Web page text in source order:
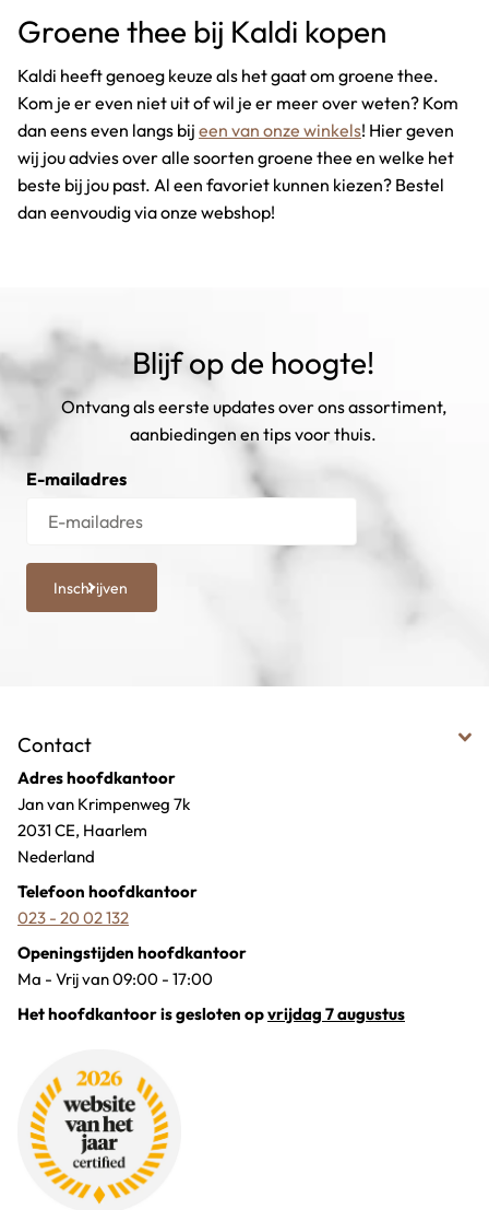
Groene thee bij Kaldi kopen
Kaldi heeft genoeg keuze als het gaat om groene thee.
Kom je er even niet uit of wil je er meer over weten? Kom
dan eens even langs bij een van onze winkels! Hier geven
wij jou advies over alle soorten groene thee en welke het
beste bij jou past. Al een favoriet kunnen kiezen? Bestel
dan eenvoudig via onze webshop!
Blijf op de hoogte!
Ontvang als eerste updates over ons assortiment,
aanbiedingen en tips voor thuis.
E-mailadres
Inschrijven
Contact
Adres hoofdkantoor
Jan van Krimpenweg 7k
2031 CE, Haarlem
Nederland
Telefoon hoofdkantoor
023 - 20 02 132
Openingstijden hoofdkantoor
Ma - Vrij van 09:00 - 17:00
Het hoofdkantoor is gesloten opvrijdag 7 augustus